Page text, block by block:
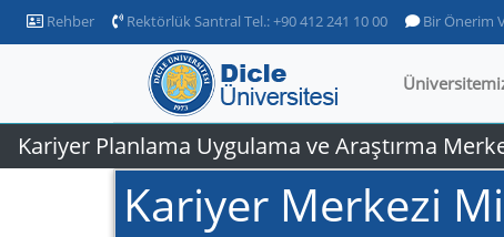
Rehber Rektörlük Santral Tel.: +90 412 241 10 00 Bir Önerim
Kariyer Planlama Uygulama ve Araştırma
Kariyer Merkezi